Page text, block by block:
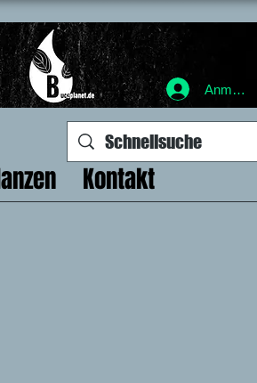
Anmelden
Kontakt